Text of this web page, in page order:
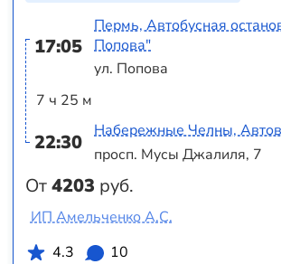
17:05
7 ч 25 м
22:30
От4203 руб.
Пермь, Автобусная
Попова"
ул. Попова
Набережные Челны,
просп. Мусы Джалиля, 7
ИП Амельченко А.С.
4.3
10